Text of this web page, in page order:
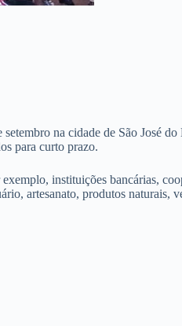
na cidade de São José do
para curto prazo.
instituições bancárias,
artesanato, produtos naturais,